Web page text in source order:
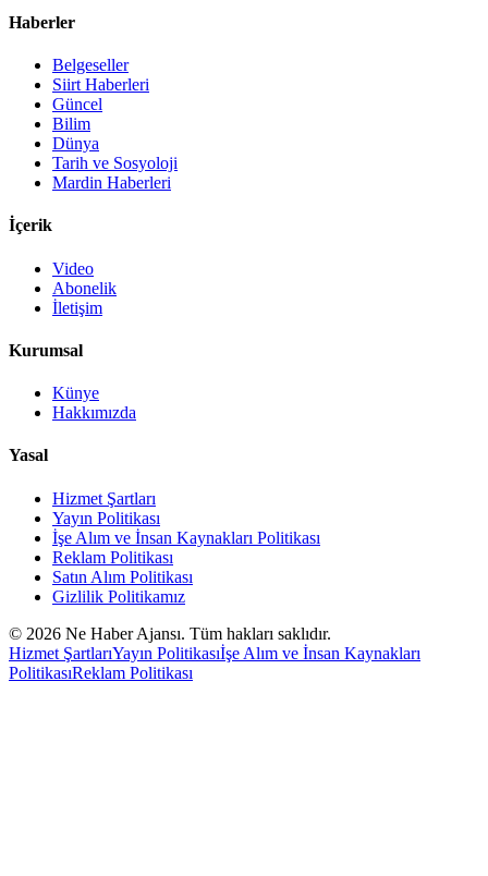
Haberler
Belgeseller
Siirt Haberleri
Güncel
Bilim
Dünya
Tarih ve Sosyoloji
Mardin Haberleri
İçerik
Video
Abonelik
İletişim
Kurumsal
Künye
Hakkımızda
Yasal
Hizmet Şartları
Yayın Politikası
İşe Alım ve İnsan Kaynakları Politikası
Reklam Politikası
Satın Alım Politikası
Gizlilik Politikamız
© 2026 Ne Haber Ajansı. Tüm hakları saklıdır.
Hizmet ŞartlarıYayın Politikasıİşe Alım ve İnsan Kaynakları
PolitikasıReklam Politikası